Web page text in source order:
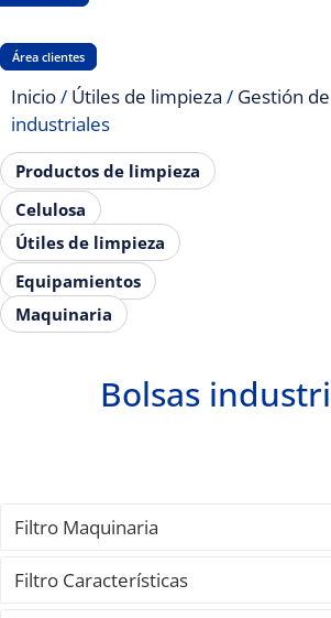
Área clientes
Inicio/ Útiles de limpieza / Gestión
industriales
Productos de limpieza
Celulosa
Útiles de limpieza
Equipamientos
Maquinaria
Bolsas
Filtro Maquinaria
Filtro Características